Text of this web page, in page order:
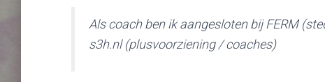
Als coach ben ik aangesloten bij FERM
s3h.nl (plusvoorziening / coaches)